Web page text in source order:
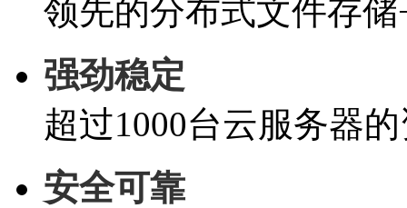
领先的分布式文件存
强劲稳定
超过1000台云服务器
安全可靠